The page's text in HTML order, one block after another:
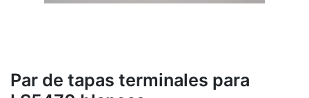
Par de tapas terminales para